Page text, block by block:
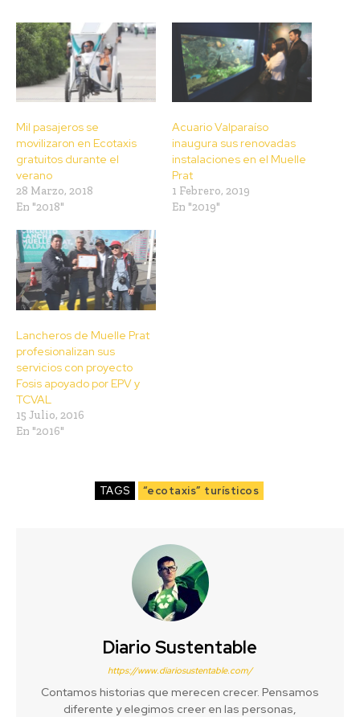
Mil pasajeros se
movilizaron en Ecotaxis
gratuitos durante el
verano
28 Marzo, 2018
En "2018"
Acuario Valparaíso
inaugura sus renovadas
instalaciones en el Muelle
Prat
1 Febrero, 2019
En "2019"
Lancheros de Muelle Prat
profesionalizan sus
servicios con proyecto
Fosis apoyado por EPV y
TCVAL
15 Julio, 2016
En "2016"
TAGS “ecotaxis” turísticos
Diario Sustentable
https://www.diariosustentable.com/
Contamos historias que merecen crecer. Pensamos
diferente y elegimos creer en las personas,